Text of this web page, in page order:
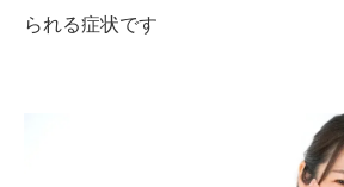
られる症状です